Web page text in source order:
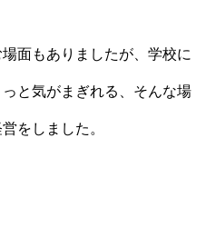
面もありましたが、学校に
と気がまぎれる、そんな場
をしました。